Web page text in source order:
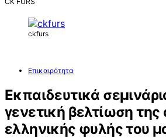
ckfurs
Επικαιρότητα
Εκπαιδευτικά
γενετική βελτίωση
ελληνικής φυλής του